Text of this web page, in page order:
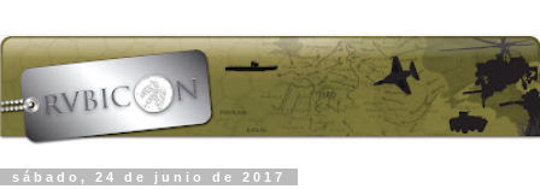
sábado, 24 de junio de 2017